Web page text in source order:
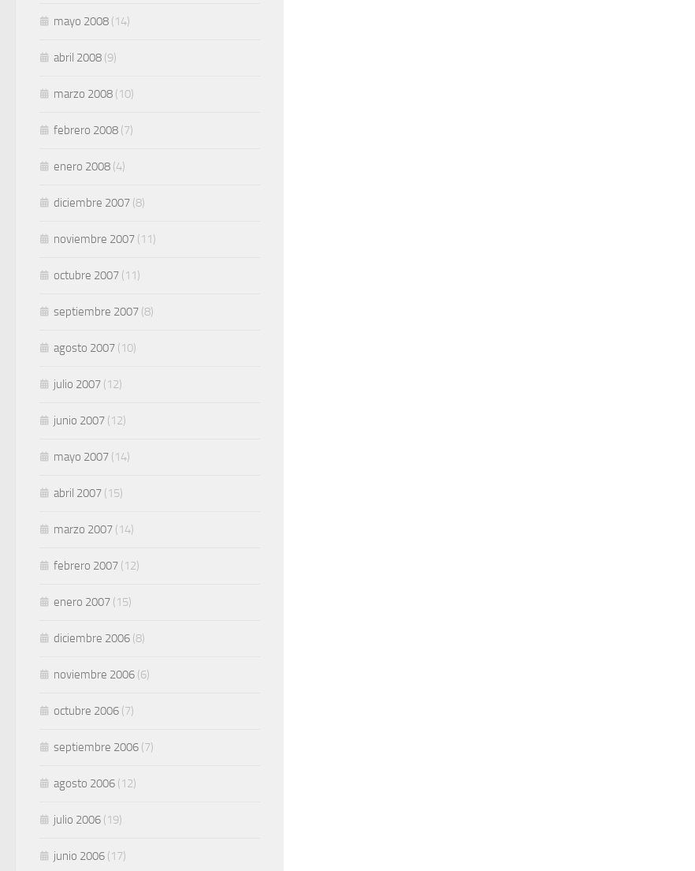
mayo 2008 (14)
abril 2008 (9)
marzo 2008 (10)
febrero 2008 (7)
enero 2008 (4)
diciembre 2007 (8)
noviembre 2007 (11)
octubre 2007 (11)
septiembre 2007 (8)
agosto 2007 (10)
julio 2007 (12)
junio 2007 (12)
mayo 2007 (14)
abril 2007 (15)
marzo 2007 (14)
febrero 2007 (12)
enero 2007 (15)
diciembre 2006 (8)
noviembre 2006 (6)
octubre 2006 (7)
septiembre 2006 (7)
agosto 2006 (12)
julio 2006 (19)
junio 2006 (17)